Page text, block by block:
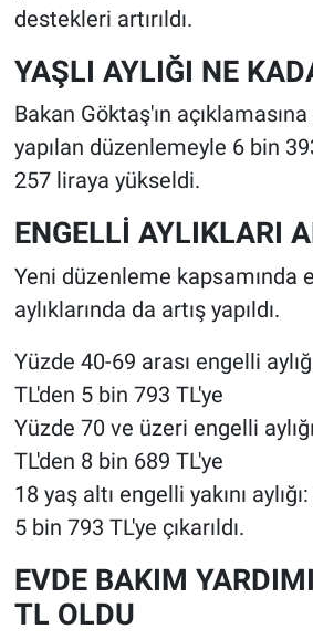
destekleri artırıldı.
YAŞLI AYLIĞI NE
Bakan Göktaş'ın açıklamasına
yapılan düzenlemeyle 6 bin
257 liraya yükseldi.
ENGELLİ AYLIKLARI
Yeni düzenleme kapsamında
aylıklarında da artış yapıldı.
Yüzde 40-69 arası engelli
TL'den 5 bin 793 TL'ye
Yüzde 70 ve üzeri engelli
TL'den 8 bin 689 TL'ye
18 yaş altı engelli yakını
5 bin 793 TL'ye çıkarıldı.
EVDE BAKIM
TL OLDU